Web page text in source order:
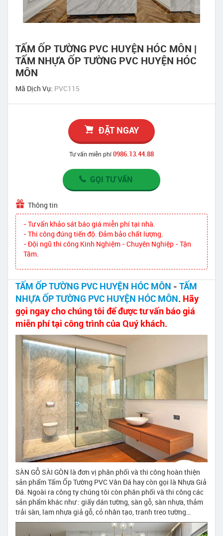
TẤM ỐP TƯỜNG PVC HUYỆN HÓC MÔN |
TẤM NHỰA ỐP TƯỜNG PVC HUYỆN HÓC
MÔN
Mã Dịch Vụ: PVC115
ĐẶT NGAY
Tư vấn miễn phí0986.13.44.88
GỌI TƯ VẤN
Thông tin
- Tư vấn khảo sát báo giá miễn phí tại nhà.
- Thi công đúng tiến độ. Đảm bảo chất lượng.
- Đội ngũ thi công Kinh Nghiệm - Chuyên Nghiệp - Tận
Tâm.
TẤM ỐP TƯỜNG PVC HUYỆN HÓC MÔN - TẤM
NHỰA ỐP TƯỜNG PVC HUYỆN HÓC MÔN. Hãy
gọi ngay cho chúng tôi để được tư vấn báo giá
miễn phí tại công trình của Quý khách.
SÀN GỖ SÀI GÒN là đơn vị phân phối và thi công hoàn thiện
sản phẩm Tấm Ốp Tường PVC Vân Đá hay còn gọi là Nhựa Giả
Đá. Ngoài ra công ty chúng tôi còn phân phối và thi công các
sản phẩm khác như : giấy dán tường, sàn gỗ, sàn nhựa, thảm
trải sàn, lam nhựa giả gỗ, cỏ nhân tạo, tranh treo tường…